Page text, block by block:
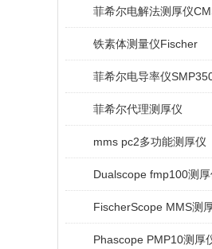
菲希尔电解法测厚仪
铁素体测量仪Fischer
菲希尔电导率仪
菲希尔代理测厚仪
mms pc2多功能测厚仪
Dualscope fmp100测厚
FischerScope MMS测
Phascope PMP10测厚